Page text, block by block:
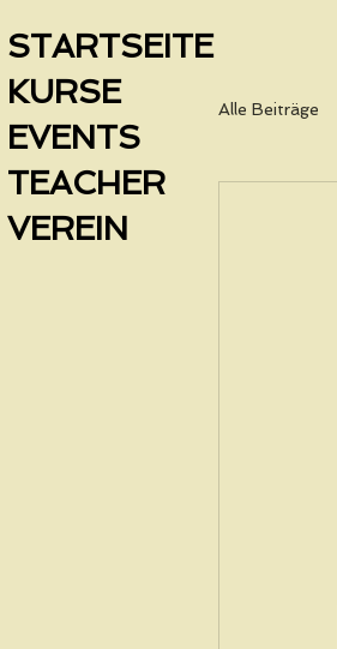
STARTSEITE
KURSE
EVENTS
TEACHER
VEREIN
Alle Beiträge